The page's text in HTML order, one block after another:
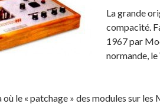
La grande
compacité.
1967 par
normande,
le « patchage » des modules sur